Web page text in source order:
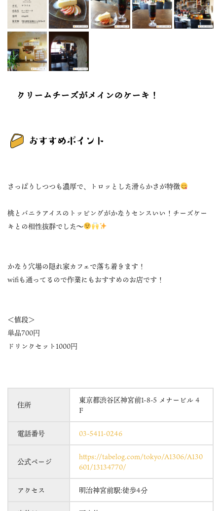
クリームチーズがメインのケーキ！
さっぱりしつつも濃厚で、トロッとした滑らかさが特徴
桃とバニラアイスのトッピングがかなりセンスいい！チーズケー
キとの相性抜群でした〜
かなり穴場の隠れ家カフェで落ち着きます！
wifiも通ってるので作業にもおすすめのお店です！
＜値段＞
単品700円
ドリンクセット1000円
住所
東京都渋谷区神宮前1-8-5 メナービル 4
F
電話番号 03-5411-0246
公式ページ
https://tabelog.com/tokyo/A1306/A130
601/13134770/
アクセス 明治神宮前駅:徒歩4分